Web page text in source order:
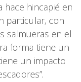
hace hincapié en
particular, con
salmueras en el
forma tiene un
un impacto